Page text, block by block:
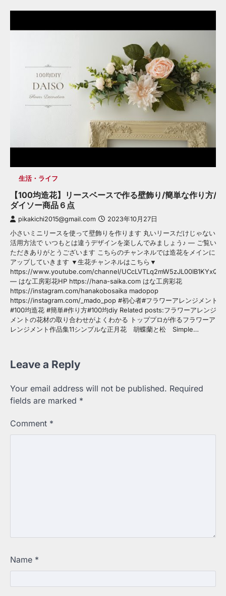
生活・ライフ
【100均造花】リースベースで作る壁飾り/簡単な作り方/
ダイソー商品６点
pikakichi2015@gmail.com 2023年10月27日
小さいミニリースを使って壁飾りを作ります 丸いリースだけじゃない
活用方法で いつもとは違うデザインを楽しんでみましょう♪ — ご覧い
ただきありがとうございます こちらのチャンネルでは造花をメインに
アップしていきます ▼生花チャンネルはこちら▼
https://www.youtube.com/channel/UCcLVTLq2mW5zJL00IB1KYxQ
— はな工房彩花HP https://hana-saika.com はな工房彩花
https://instagram.com/hanakobosaika madopop
https://instagram.com/_mado_pop #初心者#フラワーアレンジメント
#100均造花 #簡単#作り方#100均diy Related posts:フラワーアレンジ
メントの花材の取り合わせがよくわかる トッププロが作るフラワーア
レンジメント作品集11シンプルな正月花 胡蝶蘭と松 Simple…
Leave a Reply
Your email address will not be published. Required
fields are marked *
Comment *
Name *